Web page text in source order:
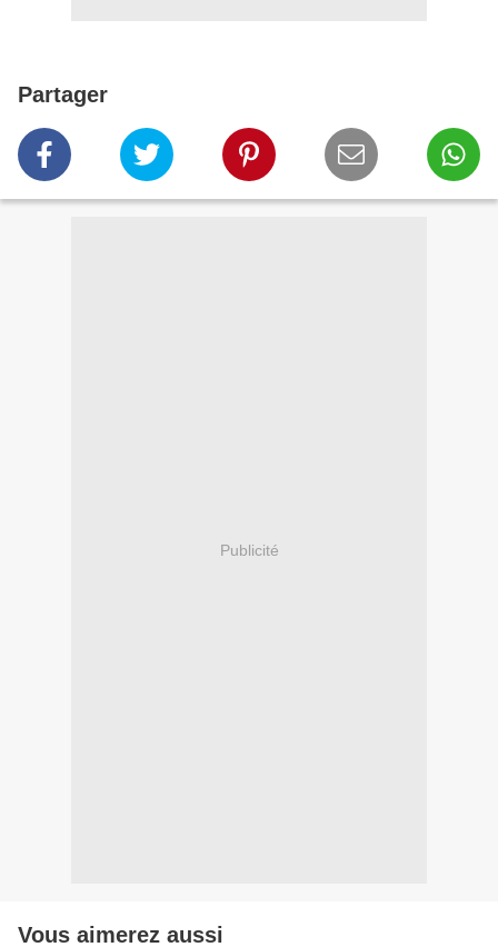
Partager
Publicité
Vous aimerez aussi